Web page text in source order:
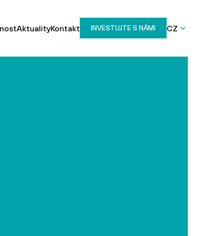
AktualityKontakt INVESTUJTE S NÁMI CZ